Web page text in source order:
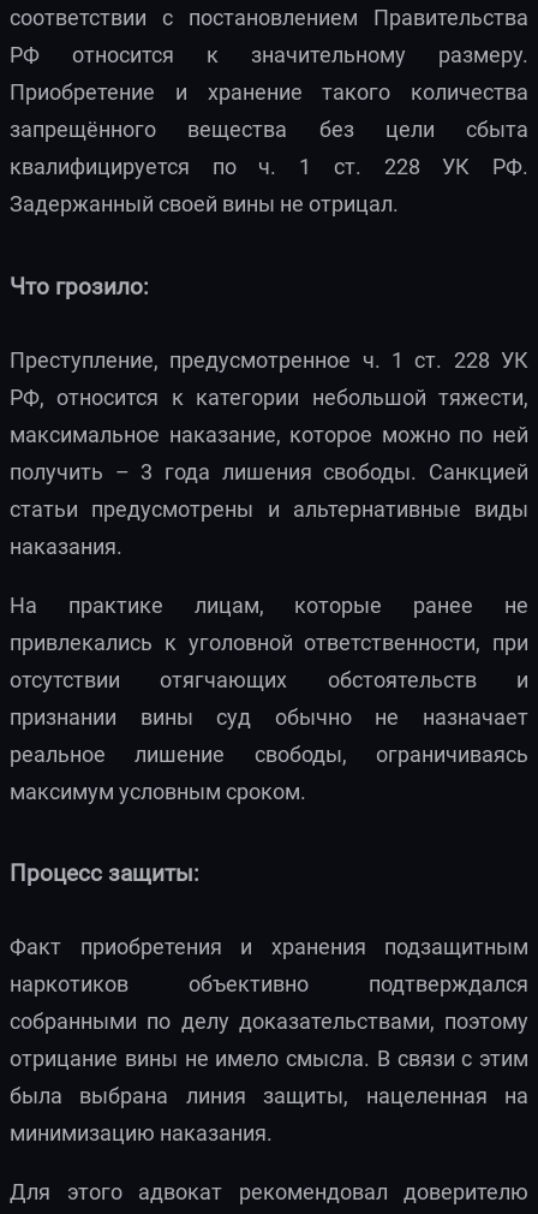
соответствии с постановлением Правительства
РФ относится к значительному размеру.
Приобретение и хранение такого количества
запрещённого вещества без цели сбыта
квалифицируется по ч. 1 ст. 228 УК РФ.
Задержанный своей вины не отрицал.
Что грозило:
Преступление, предусмотренное ч. 1 ст. 228 УК
РФ, относится к категории небольшой тяжести,
максимальное наказание, которое можно по ней
получить – 3 года лишения свободы. Санкцией
статьи предусмотрены и альтернативные виды
наказания.
На практике лицам, которые ранее не
привлекались к уголовной ответственности, при
отсутствии отягчающих обстоятельств и
признании вины суд обычно не назначает
реальное лишение свободы, ограничиваясь
максимум условным сроком.
Процесс защиты:
Факт приобретения и хранения подзащитным
наркотиков объективно подтверждался
собранными по делу доказательствами, поэтому
отрицание вины не имело смысла. В связи с этим
была выбрана линия защиты, нацеленная на
минимизацию наказания.
Для этого адвокат рекомендовал доверителю